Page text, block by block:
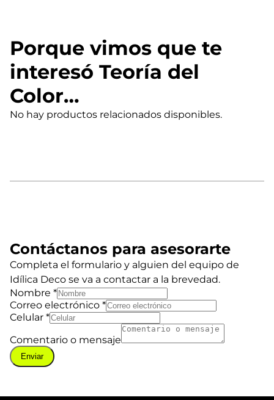
Porque vimos que te
interesó Teoría del
Color…
No hay productos relacionados disponibles.
Contáctanos para asesorarte
Completa el formulario y alguien del equipo de
Idílica Deco se va a contactar a la brevedad.
Nombre *
Correo electrónico *
Celular *
Comentario o mensaje
Enviar